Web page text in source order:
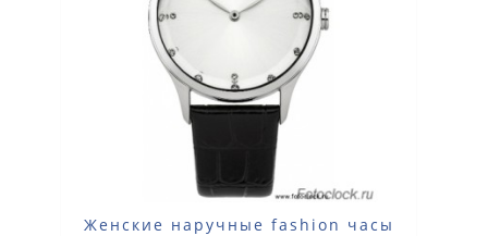
Женские наручные fashion часы